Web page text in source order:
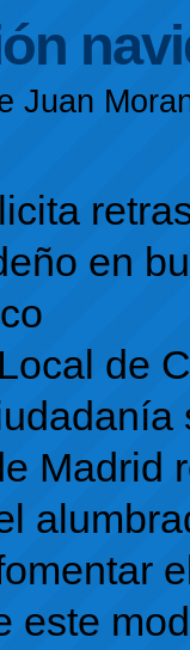
Juan
en
de
Madrid
este